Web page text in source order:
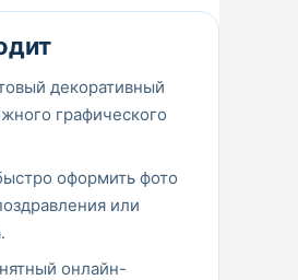
декоративный
графического
оформить фото
или
онлайн-